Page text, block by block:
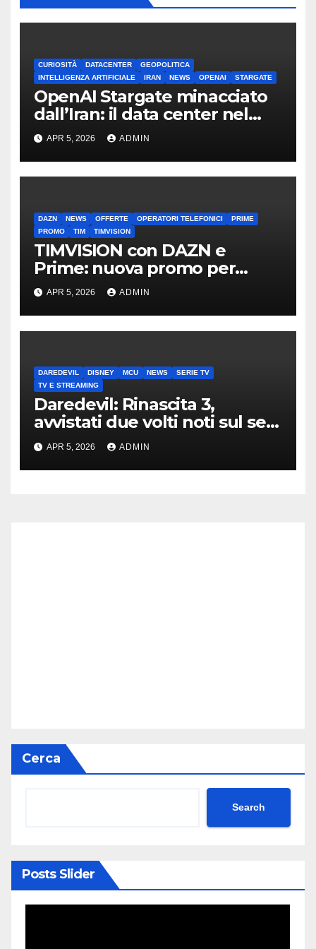
CURIOSITÀ DATACENTER
GEOPOLITICA
INTELLIGENZA ARTIFICIALE
IRAN NEWS OPENAI STARGATE
OpenAI Stargate minacciato
dall’Iran: il data center nel
mirino
APR 5, 2026 ADMIN
DAZN NEWS OFFERTE OPERATORI TELEFONICI
PRIME
PROMO
TIM TIMVISION
TIMVISION con DAZN e
Prime: nuova promo per
clienti TIM
APR 5, 2026 ADMIN
DAREDEVIL DISNEY MCU NEWS
SERIE TV
TV E STREAMING
Daredevil: Rinascita 3,
avvistati due volti noti sul set
di New York
APR 5, 2026 ADMIN
Cerca
Search
Posts Slider